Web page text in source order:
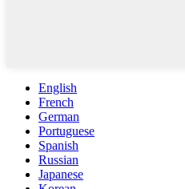
English
French
German
Portuguese
Spanish
Russian
Japanese